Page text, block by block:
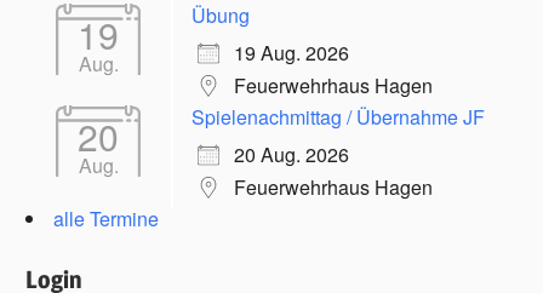
19
Aug.
Übung
19 Aug. 2026
Feuerwehrhaus Hagen
20
Aug.
Spielenachmittag / Übernahme JF
20 Aug. 2026
Feuerwehrhaus Hagen
alle Termine
Login